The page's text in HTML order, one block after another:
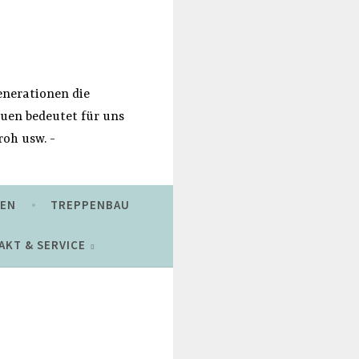
die
bedeutet für uns
usw.
TREPPENBAU
& SERVICE